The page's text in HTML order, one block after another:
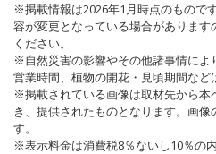
※掲載情報は2026年1月時点のもので
容が変更となっている場合がありま
ください。
※自然災害の影響やその他諸事情によ
営業時間、植物の開花・見頃期間など
※掲載されている画像は取材先から本
き、提供されたものとなります。画
す。
※表示料金は消費税8％ないし10％の内